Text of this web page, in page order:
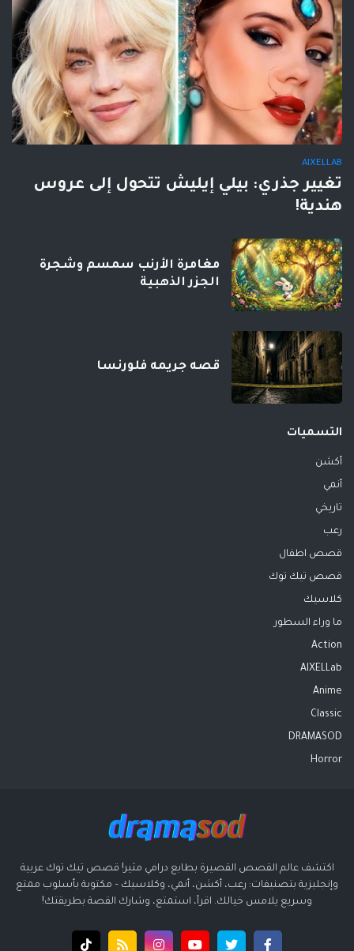
AIXELLAB
تغيير جذري: بيلي إيليش تتحول إلى عروس
هندية!
مغامرة الأرنب سمسم وشجرة
الجزر الذهبية
قصه جريمه فلورنسا
التسميات
أكشن
أنمي
تاريخي
رعب
قصص اطفال
قصص تيك توك
كلاسيك
ما وراء السطور
Action
AIXELLab
Anime
Classic
DRAMASOD
Horror
اكتشف عالم القصص القصيرة بطابع درامي مثير! قصص تيك توك عربية
وإنجليزية بتصنيفات: رعب، أكشن، أنمي، وكلاسيك – مكتوبة بأسلوب ممتع
وسريع يلامس خيالك. اقرأ، استمتع، وشارك القصة بطريقتك!